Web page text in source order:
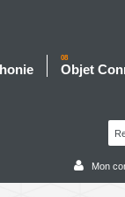
08
Objet
Mon